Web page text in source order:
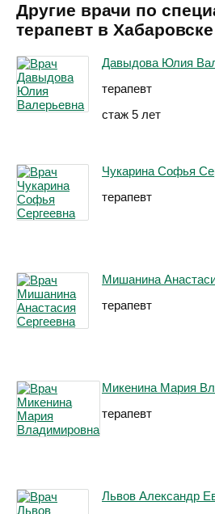
Другие врачи по
терапевт в Хабаровске
Давыдова Юлия
терапевт
стаж 5 лет
Чукарина Софья
терапевт
Мишанина
терапевт
Микенина Мария
терапевт
Львов Александр